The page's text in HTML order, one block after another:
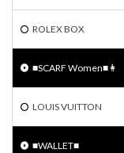
ROLEX BOX
■SCARF Women■👩
LOUIS VUITTON
■WALLET■